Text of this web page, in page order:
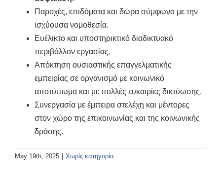
Παροχές, επιδόματα και δώρα σύμφωνα με την
ισχύουσα νομοθεσία.
Ευέλικτο και υποστηρικτικό διαδικτυακό
περιβάλλον εργασίας.
Απόκτηση ουσιαστικής επαγγελματικής
εμπειρίας σε οργανισμό με κοινωνικό
αποτύπωμα και με πολλές ευκαιρίες δικτύωσης.
Συνεργασία με έμπειρα στελέχη και μέντορες
στον χώρο της επικοινωνίας και της κοινωνικής
δράσης.
May 19th, 2025 Χωρίς κατηγορία